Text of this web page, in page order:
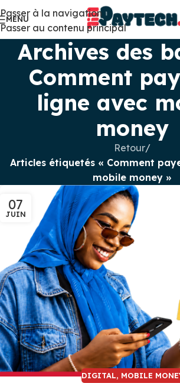
Passer à la navigation
Passer au contenu principal
MENU
Archives des
Comment
ligne avec
money
Retour/
Articles étiquetés « Comment
mobile money »
07
JUIN
DIGITAL, MOBILE